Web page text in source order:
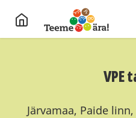
VPE
Järvamaa, Paide